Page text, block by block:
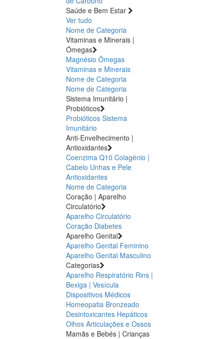
Saúde e Bem Estar
Ver tudo
Nome de Categoria
Vitaminas e Minerais |
Ómegas
Magnésio Ómegas
Vitaminas e Minerais
Nome de Categoria
Nome de Categoria
Sistema Imunitário |
Probióticos
Probióticos Sistema
Imunitário
Anti-Envelhecimento |
Antioxidantes
Coenzima Q10 Colagénio |
Cabelo Unhas e Pele
Antioxidantes
Nome de Categoria
Coração | Aparelho
Circulatório
Aparelho Circulatório
Coração Diabetes
Aparelho Genital
Aparelho Genital Feminino
Aparelho Genital Masculino
Categorias
Aparelho Respiratório Rins |
Bexiga | Vesícula
Dispositivos Médicos
Homeopatia Bronzeado
Desintoxicantes Hepáticos
Olhos Articulações e Ossos
Mamãs e Bebés | Crianças